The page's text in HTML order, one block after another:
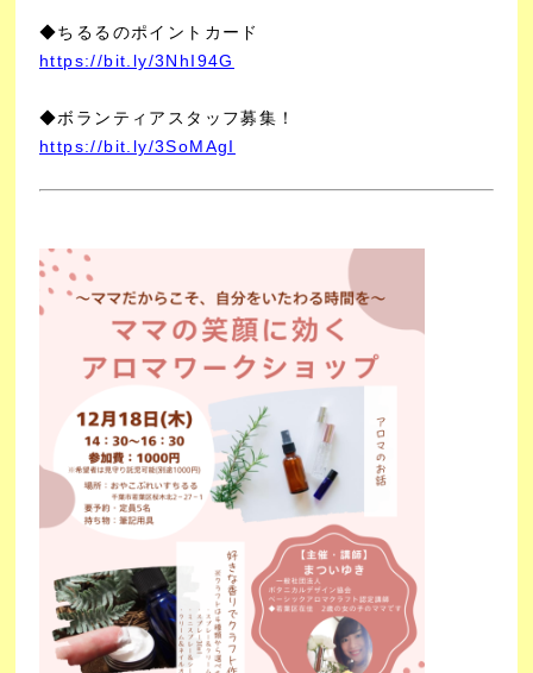
◆ちるるのポイントカード
https://bit.ly/3NhI94G
◆ボランティアスタッフ募集！
https://bit.ly/3SoMAgI